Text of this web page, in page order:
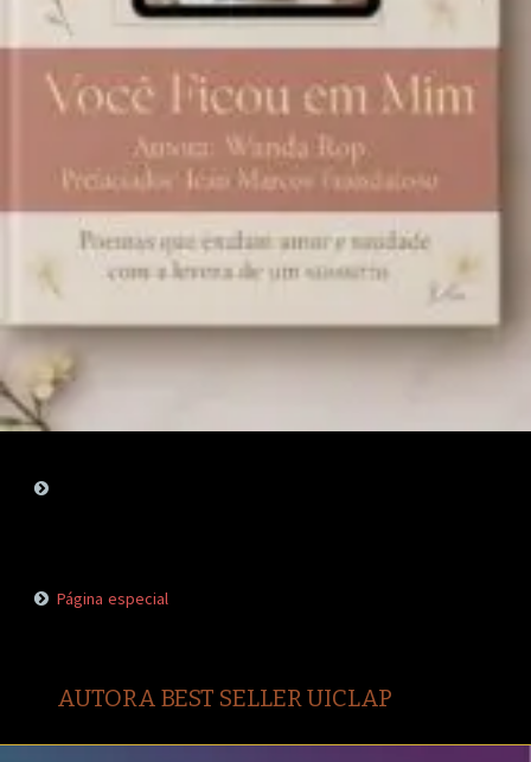
Página especial
AUTORA BEST SELLER UICLAP